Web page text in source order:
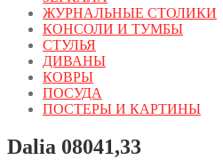
ЖУРНАЛЬНЫЕ СТОЛИКИ
КОНСОЛИ И ТУМБЫ
СТУЛЬЯ
ДИВАНЫ
КОВРЫ
ПОСУДА
ПОСТЕРЫ И КАРТИНЫ
Dalia 08041,33